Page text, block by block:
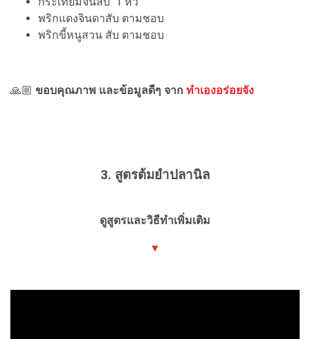
พริกแดงจินดาสับ ตามชอบ
พริกขี้หนูสวน สับ ตามชอบ
🙏🏼 ขอบคุณภาพ และข้อมูลดีๆ จาก ทำเองอร่อยจัง
3. สูตรต้มยำปลานิล
ดูสูตรและวิธีทำเพิ่มเติม
▼